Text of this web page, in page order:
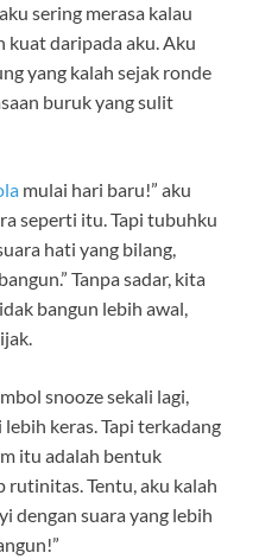
sering merasa kalau
kuat daripada aku. Aku
yang kalah sejak ronde
buruk yang sulit
mulai hari baru!” aku
seperti itu. Tapi tubuhku
hati yang bilang,
Tanpa sadar, kita
bangun lebih awal,
snooze sekali lagi,
keras. Tapi terkadang
itu adalah bentuk
Tentu, aku kalah
dengan suara yang lebih